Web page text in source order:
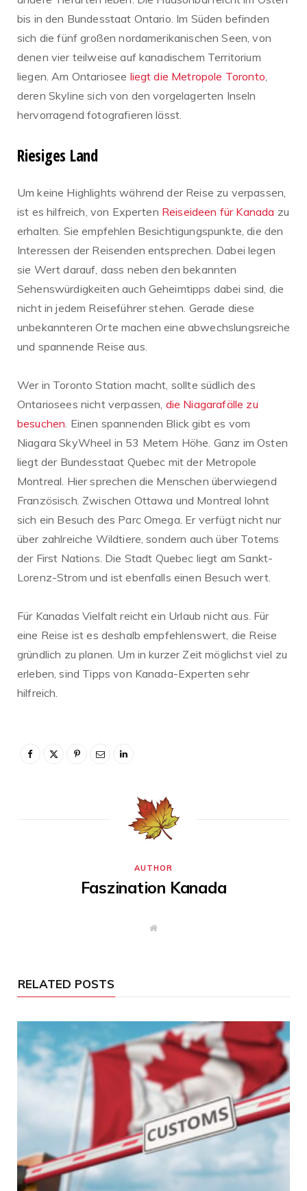
bis in den Bundesstaat Ontario. Im Süden befinden
sich die fünf großen nordamerikanischen Seen, von
denen vier teilweise auf kanadischem Territorium
liegen. Am Ontariosee liegt die Metropole Toronto,
deren Skyline sich von den vorgelagerten Inseln
hervorragend fotografieren lässt.
Riesiges Land
Um keine Highlights während der Reise zu verpassen,
ist es hilfreich, von Experten Reiseideen für Kanada zu
erhalten. Sie empfehlen Besichtigungspunkte, die den
Interessen der Reisenden entsprechen. Dabei legen
sie Wert darauf, dass neben den bekannten
Sehenswürdigkeiten auch Geheimtipps dabei sind, die
nicht in jedem Reiseführer stehen. Gerade diese
unbekannteren Orte machen eine abwechslungsreiche
und spannende Reise aus.
Wer in Toronto Station macht, sollte südlich des
Ontariosees nicht verpassen, die Niagarafälle zu
besuchen . Einen spannenden Blick gibt es vom
Niagara SkyWheel in 53 Metern Höhe. Ganz im Osten
liegt der Bundesstaat Quebec mit der Metropole
Montreal. Hier sprechen die Menschen überwiegend
Französisch. Zwischen Ottawa und Montreal lohnt
sich ein Besuch des Parc Omega. Er verfügt nicht nur
über zahlreiche Wildtiere, sondern auch über Totems
der First Nations. Die Stadt Quebec liegt am Sankt-
Lorenz-Strom und ist ebenfalls einen Besuch wert.
Für Kanadas Vielfalt reicht ein Urlaub nicht aus. Für
eine Reise ist es deshalb empfehlenswert, die Reise
gründlich zu planen. Um in kurzer Zeit möglichst viel zu
erleben, sind Tipps von Kanada-Experten sehr
hilfreich.
AUTHOR
Faszination Kanada
W
RELATED POSTS